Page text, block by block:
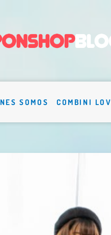
SOMOS COMBINI